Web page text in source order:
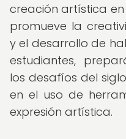
creación artística
promueve la
y el desarrollo de
estudiantes,
los desafíos del
en el uso de
expresión artística.